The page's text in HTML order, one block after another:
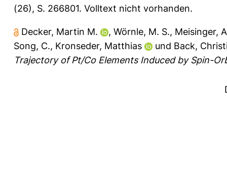
(26), S. 266801. Volltext nicht vorhanden.
Decker, Martin M. , Wörnle, M. S., Meisinger,
Song, C., Kronseder, Matthias und Back,
Trajectory of Pt/Co Elements Induced by Spin-